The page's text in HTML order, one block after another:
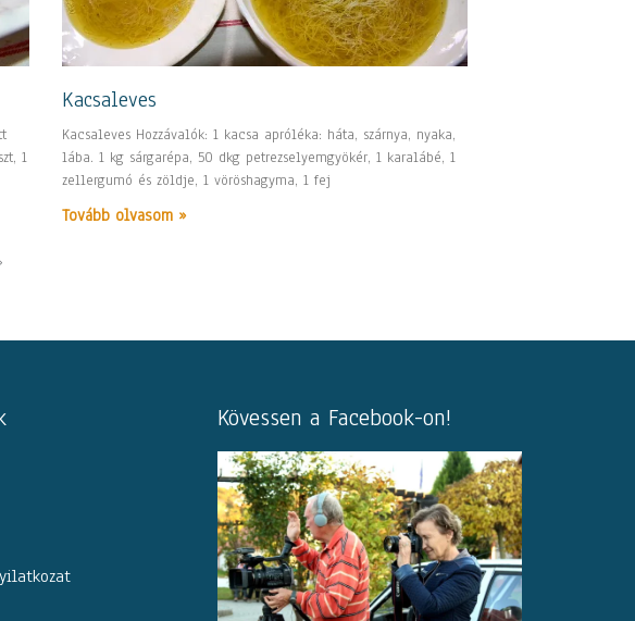
1
Kacsaleves
Kacsaleves Hozzávalók: 1 kacsa apróléka: háta, szárnya, nyaka,
lába. 1 kg sárgarépa, 50 dkg petrezselyemgyökér, 1 karalábé, 1
zellergumó és zöldje, 1 vöröshagyma, 1 fej
Tovább olvasom »
Kövessen a Facebook-on!